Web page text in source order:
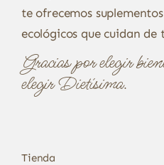
te ofrecemos
ecológicos que cuidan
Gracias por elegir
elegir Dietísima.
Tienda